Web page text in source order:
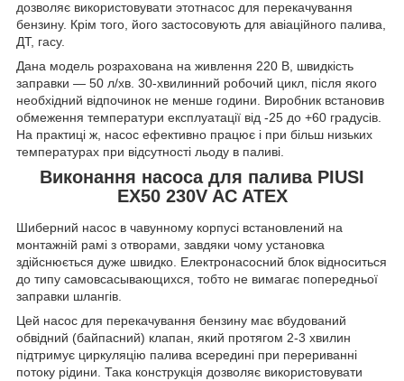
дозволяє використовувати этотнасос для перекачування
бензину. Крім того, його застосовують для авіаційного палива,
ДТ, гасу.
Дана модель розрахована на живлення 220 В, швидкість
заправки — 50 л/хв. 30-хвилинний робочий цикл, після якого
необхідний відпочинок не менше години. Виробник встановив
обмеження температури експлуатації від -25 до +60 градусів.
На практиці ж, насос ефективно працює і при більш низьких
температурах при відсутності льоду в паливі.
Виконання насоса для палива PIUSI
EX50 230V AC ATEX
Шиберний насос в чавунному корпусі встановлений на
монтажній рамі з отворами, завдяки чому установка
здійснюється дуже швидко. Електронасосний блок відноситься
до типу самовсасывающихся, тобто не вимагає попередньої
заправки шлангів.
Цей насос для перекачування бензину має вбудований
обвідний (байпасний) клапан, який протягом 2-3 хвилин
підтримує циркуляцію палива всередині при перериванні
потоку рідини. Така конструкція дозволяє використовувати